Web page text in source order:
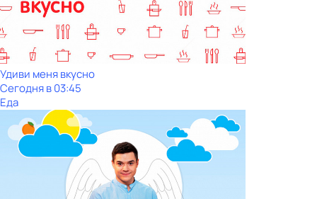
Удиви меня вкусно
Сегодня в 03:45
Еда